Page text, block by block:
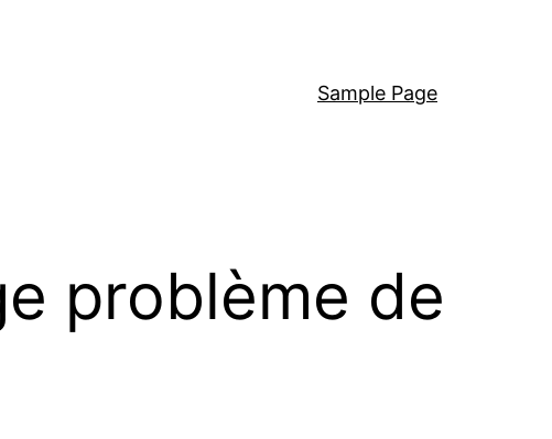
Sample Page
problème de